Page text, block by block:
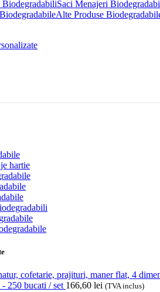
Saci Menajeri
Alte Produse
hartie
250 bucati / set 166,60 lei (TVA inclus)